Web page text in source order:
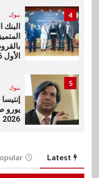
4 بنوك
الأول 2026
5
بنوك
يورو
2026
غرفة
لدعم
Latest